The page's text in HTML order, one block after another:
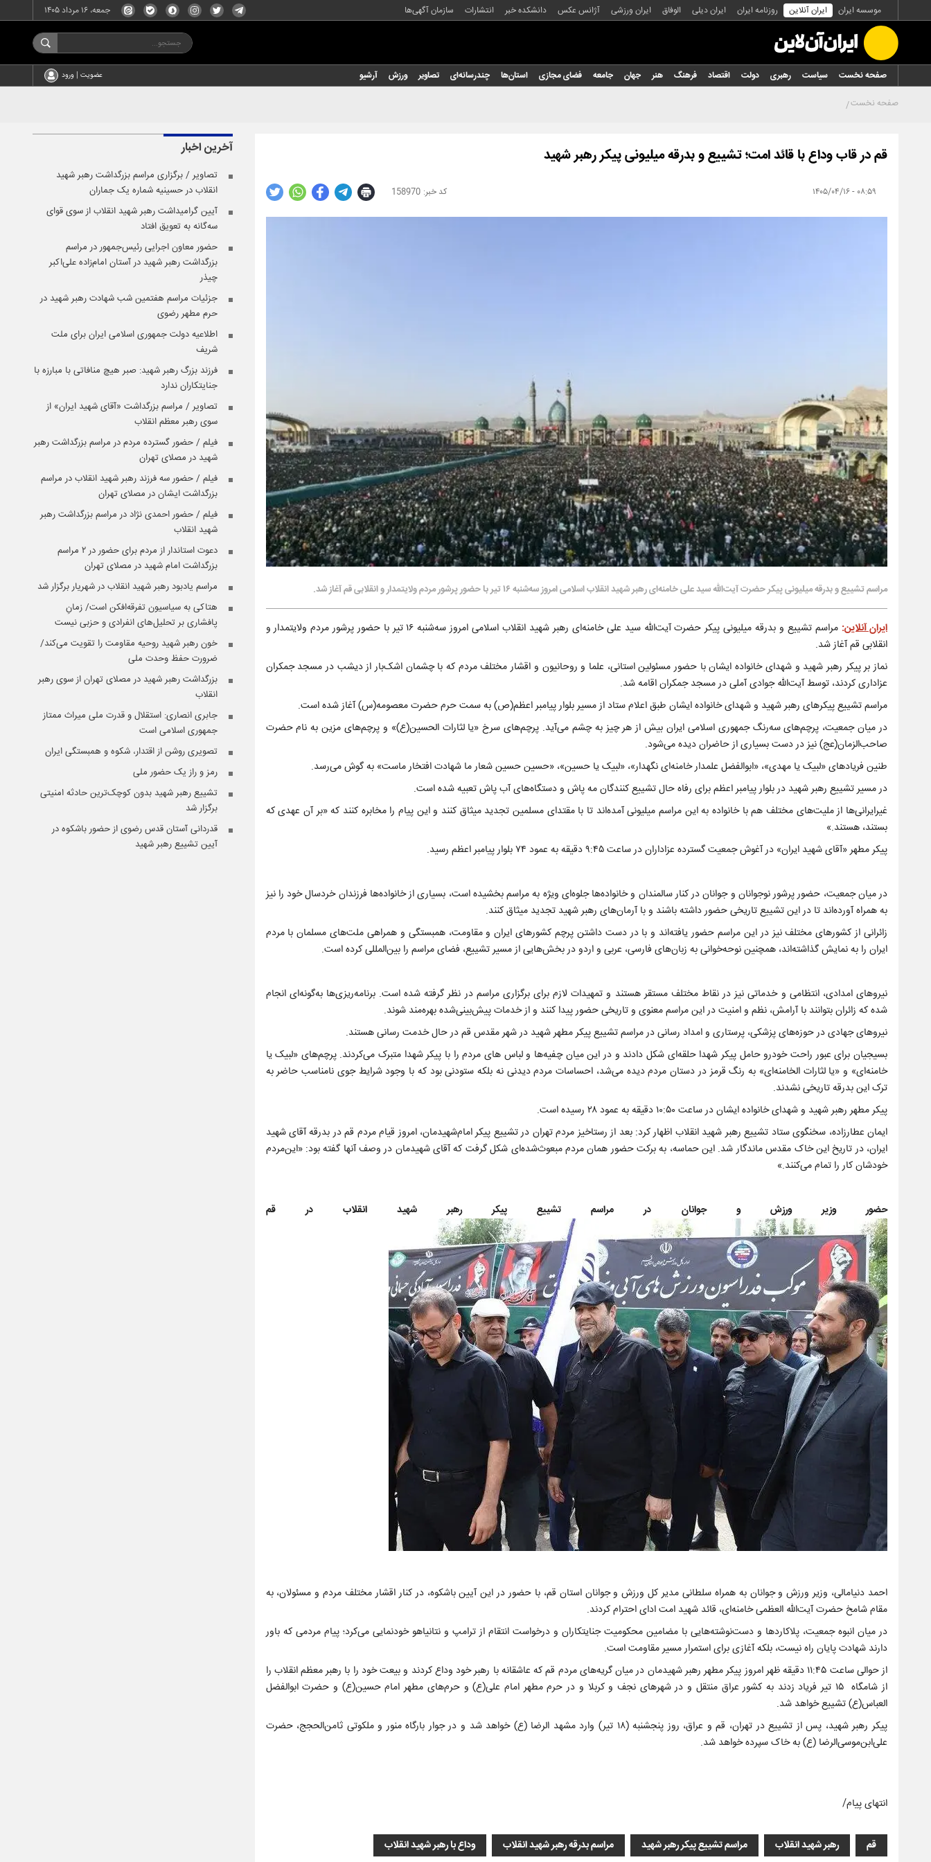
موسسه ایران ایران آنلاین روزنامه ایران ایران دیلی الوفاق ایران ورزشی آژانس عکس دانشکده خبر انتشارات سازمان آگهی‌ها جمعه، ۱۶ مرداد ۱۴۰۵
صفحه نخست سیاست رهبری دولت اقتصاد فرهنگ هنر جهان جامعه فضای مجازی استان‌ها چندرسانه‌ای تصاویر ورزش آرشیو عضویت | ورود
صفحه نخست
قم در قاب وداع با قائد امت؛ تشییع و بدرقه میلیونی پیکر رهبر شهید
۰۸:۵۹ - ۱۴۰۵/۰۴/۱۶ 158970
مراسم تشییع و بدرقه میلیونی پیکر حضرت آیت‌الله سید علی خامنه‌ای رهبر شهید انقلاب اسلامی امروز سه‌شنبه ۱۶ تیر با حضور پرشور مردم ولایتمدار و انقلابی قم آغاز شد.
ایران آنلاین:
مراسم تشییع و بدرقه میلیونی پیکر حضرت آیت‌الله سید علی خامنه‌ای رهبر شهید انقلاب اسلامی امروز سه‌شنبه ۱۶ تیر با حضور پرشور مردم ولایتمدار و
انقلابی قم آغاز شد.
نماز بر پیکر رهبر شهید و شهدای خانواده ایشان با حضور مسئولین استانی، علما و روحانیون و اقشار مختلف مردم که با چشمان اشک‌بار از دیشب در مسجد جمکران
عزاداری کردند، توسط آیت‌الله جوادی آملی در مسجد جمکران اقامه شد.
مراسم تشییع پیکرهای رهبر شهید و شهدای خانواده ایشان طبق اعلام ستاد از مسیر بلوار پیامبر اعظم(ص) به سمت حرم حضرت معصومه(س) آغاز شده است.
در میان جمعیت، پرچم‌های سه‌رنگ جمهوری اسلامی ایران بیش از هر چیز به چشم می‌آید. پرچم‌های سرخ «یا لثارات الحسین(ع)» و پرچم‌های مزین به نام حضرت
صاحب‌الزمان(عج) نیز در دست بسیاری از حاضران دیده می‌شود.
طنین فریادهای «لبیک یا مهدی»، «ابوالفضل علمدار خامنه‌ای نگهدار»، «لبیک یا حسین»، «حسین حسین شعار ما شهادت افتخار ماست» به گوش می‌رسد.
در مسیر تشییع رهبر شهید در بلوار پیامبر اعظم برای رفاه حال تشییع کنندگان مه پاش و دستگاه‌های آب پاش تعبیه شده است.
غیرایرانی‌ها از ملیت‌های مختلف هم با خانواده به این مراسم میلیونی آمده‌اند تا با مقتدای مسلمین تجدید میثاق کنند و این پیام را مخابره کنند که «بر آن عهدی که
بستند، هستند.»
پیکر مطهر «آقای شهید ایران» در آغوش جمعیت گسترده عزاداران در ساعت ۹:۴۵ دقیقه به عمود ۷۴ بلوار پیامبر اعظم رسید.
در میان جمعیت، حضور پرشور نوجوانان و جوانان در کنار سالمندان و خانواده‌ها جلوه‌ای ویژه به مراسم بخشیده است، بسیاری از خانواده‌ها فرزندان خردسال خود را نیز
به همراه آورده‌اند تا در این تشییع تاریخی حضور داشته باشند و با آرمان‌های رهبر شهید تجدید میثاق کنند.
زائرانی از کشورهای مختلف نیز در این مراسم حضور یافته‌اند و با در دست داشتن پرچم کشورهای ایران و مقاومت، همبستگی و همراهی ملت‌های مسلمان با مردم
ایران را به نمایش گذاشته‌اند، همچنین نوحه‌خوانی به زبان‌های فارسی، عربی و اردو در بخش‌هایی از مسیر تشییع، فضای مراسم را بین‌المللی کرده است.
نیروهای امدادی، انتظامی و خدماتی نیز در نقاط مختلف مستقر هستند و تمهیدات لازم برای برگزاری مراسم در نظر گرفته شده است. برنامه‌ریزی‌ها به‌گونه‌ای انجام
شده که زائران بتوانند با آرامش، نظم و امنیت در این مراسم معنوی و تاریخی حضور پیدا کنند و از خدمات پیش‌بینی‌شده بهره‌مند شوند.
نیروهای جهادی در حوزه‌های پزشکی، پرستاری و امداد رسانی در مراسم تشییع پیکر مطهر شهید در شهر مقدس قم در حال خدمت رسانی هستند.
بسیجیان برای عبور راحت خودرو حامل پیکر شهدا حلقه‌ای شکل دادند و در این میان چفیه‌ها و لباس های مردم را با پیکر شهدا متبرک می‌کردند. پرچم‌های «لبیک یا
خامنه‌ای» و «یا لثارات الخامنه‌ای» به رنگ قرمز در دستان مردم دیده می‌شد، احساسات مردم دیدنی نه بلکه ستودنی بود که با وجود شرایط جوی نامناسب حاضر به
ترک این بدرقه تاریخی نشدند.
پیکر مطهر رهبر شهید و شهدای خانواده ایشان در ساعت ۱۰:۵۰ دقیقه به عمود ۲۸ رسیده است.
ایمان عطارزاده، سخنگوی ستاد تشییع رهبر شهید انقلاب اظهار کرد: بعد از رستاخیز مردم تهران در تشییع پیکر امام‌شهیدمان، امروز قیام مردم قم در بدرقه آقای شهید
ایران، در تاریخ این خاک مقدس ماندگار شد. این حماسه، به برکت حضور همان ‌مردم ‌مبعوث‌شده‌ای شکل گرفت که آقای شهیدمان در وصف آنها گفته بود: «این‌مردم
خودشان کار را تمام‌ می‌کنند.»
حضور وزیر ورزش و جوانان در مراسم تشییع پیکر رهبر شهید انقلاب در قم
احمد دنیامالی، وزیر ورزش و جوانان به همراه سلطانی مدیر کل ورزش و جوانان استان قم، با حضور در این آیین باشکوه، در کنار اقشار مختلف مردم و مسئولان، به
مقام شامخ حضرت آیت‌الله العظمی خامنه‌ای، قائد شهید امت ادای احترام کردند.
در میان انبوه جمعیت، پلاکاردها و دست‌نوشته‌هایی با مضامین محکومیت جنایتکاران و درخواست انتقام از ترامپ و نتانیاهو خودنمایی می‌کرد؛ پیام مردمی که باور
دارند شهادت پایان راه نیست، بلکه آغازی برای استمرار مسیر مقاومت است.
از حوالی ساعت ۱۱:۴۵ دقیقه ظهر امروز پیکر مطهر رهبر شهیدمان در میان گریه‌های مردم قم که عاشقانه با رهبر خود وداع کردند و بیعت خود را با رهبر معظم انقلاب را
از شامگاه ۱۵ تیر فریاد زدند به کشور عراق منتقل و در شهرهای نجف و کربلا و در حرم مطهر امام علی(ع) و حرم‌های مطهر امام حسین(ع) و حضرت ابوالفضل
العباس(ع) تشییع خواهد شد.
پیکر رهبر شهید، پس از تشییع در تهران، قم و عراق، روز پنجشنبه (۱۸ تیر) وارد مشهد الرضا (ع) خواهد شد و در جوار بارگاه منور و ملکوتی ثامن‌الحجج، حضرت
علی‌ابن‌موسی‌الرضا (ع) به خاک سپرده خواهد شد.
انتهای پیام/
قم رهبر شهید انقلاب مراسم تشییع پیکر رهبر شهید مراسم بدرقه رهبر شهید انقلاب وداع با رهبر شهید انقلاب
آخرین اخبار
تصاویر / برگزاری مراسم بزرگداشت رهبر شهید
انقلاب در حسینیه شماره یک جماران
آیین گرامیداشت رهبر شهید انقلاب از سوی قوای
سه‌گانه به تعویق افتاد
حضور معاون اجرایی رئیس‌جمهور در مراسم
بزرگداشت رهبر شهید در آستان امام‌زاده علی‌اکبر
چیذر
جزئیات مراسم هفتمین شب شهادت رهبر شهید در
حرم مطهر رضوی
اطلاعیه دولت جمهوری اسلامی ایران برای ملت
شریف
فرزند بزرگ رهبر شهید: صبر هیچ منافاتی با مبارزه با
جنایتکاران ندارد
تصاویر / مراسم بزرگداشت «آقای شهید ایران» از
سوی رهبر معظم انقلاب
فیلم / حضور گسترده مردم در مراسم بزرگداشت رهبر
شهید در مصلای تهران
فیلم / حضور سه فرزند رهبر شهید انقلاب در مراسم
بزرگداشت ایشان در مصلای تهران
فیلم / حضور احمدی نژاد در مراسم بزرگداشت رهبر
شهید انقلاب
دعوت استاندار از مردم برای حضور در ۲ مراسم
بزرگداشت امام شهید در مصلای تهران
مراسم یادبود رهبر شهید انقلاب در شهریار برگزار شد
هتاکی به سیاسیون تفرقه‌افکن است/ زمانِ
پافشاری بر تحلیل‌های انفرادی و حزبی نیست
خون رهبر شهید روحیه مقاومت را تقویت می‌کند/
ضرورت حفظ وحدت ملی
بزرگداشت رهبر شهید در مصلای تهران از سوی رهبر
انقلاب
جابری انصاری:‌ استقلال و قدرت ملی میراث ممتاز
جمهوری اسلامی است
تصویری روشن از اقتدار، شکوه و همبستگی ایران
رمز و راز یک حضور ملی
تشییع رهبر شهید بدون کوچک‌ترین حادثه امنیتی
برگزار شد
قدردانی آستان قدس رضوی از حضور باشکوه در
آیین تشییع رهبر شهید